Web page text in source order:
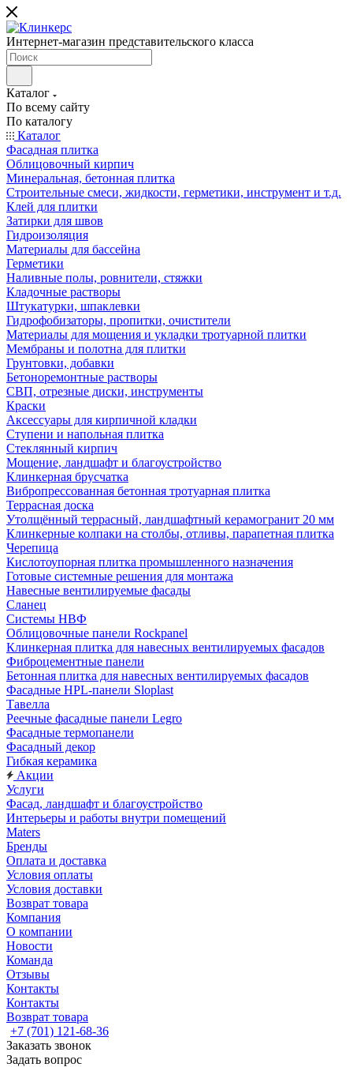
Интернет-магазин представительского класса
Каталог
По всему сайту
По каталогу
Каталог
Фасадная плитка
Облицовочный кирпич
Минеральная, бетонная плитка
Строительные смеси, жидкости, герметики, инструмент и т.д.
Клей для плитки
Затирки для швов
Гидроизоляция
Материалы для бассейна
Герметики
Наливные полы, ровнители, стяжки
Кладочные растворы
Штукатурки, шпаклевки
Гидрофобизаторы, пропитки, очистители
Материалы для мощения и укладки тротуарной плитки
Мембраны и полотна для плитки
Грунтовки, добавки
Бетоноремонтные растворы
СВП, отрезные диски, инструменты
Краски
Аксессуары для кирпичной кладки
Ступени и напольная плитка
Cтеклянный кирпич
Мощение, ландшафт и благоустройство
Клинкерная брусчатка
Вибропрессованная бетонная тротуарная плитка
Террасная доска
Утолщённый террасный, ландшафтный керамогранит 20 мм
Клинкерные колпаки на столбы, отливы, парапетная плитка
Черепица
Кислотоупорная плитка промышленного назначения
Готовые системные решения для монтажа
Навесные вентилируемые фасады
Сланец
Системы НВФ
Облицовочные панели Rockpanel
Клинкерная плитка для навесных вентилируемых фасадов
Фиброцементные панели
Бетонная плитка для навесных вентилируемых фасадов
Фасадные HPL-панели Sloplast
Тавелла
Реечные фасадные панели Legro
Фасадные термопанели
Фасадный декор
Гибкая керамика
Акции
Услуги
Фасад, ландшафт и благоустройство
Интерьеры и работы внутри помещений
Maters
Бренды
Оплата и доставка
Условия оплаты
Условия доставки
Возврат товара
Компания
О компании
Новости
Команда
Отзывы
Контакты
Контакты
Возврат товара
+7 (701) 121-68-36
Заказать звонок
Задать вопрос